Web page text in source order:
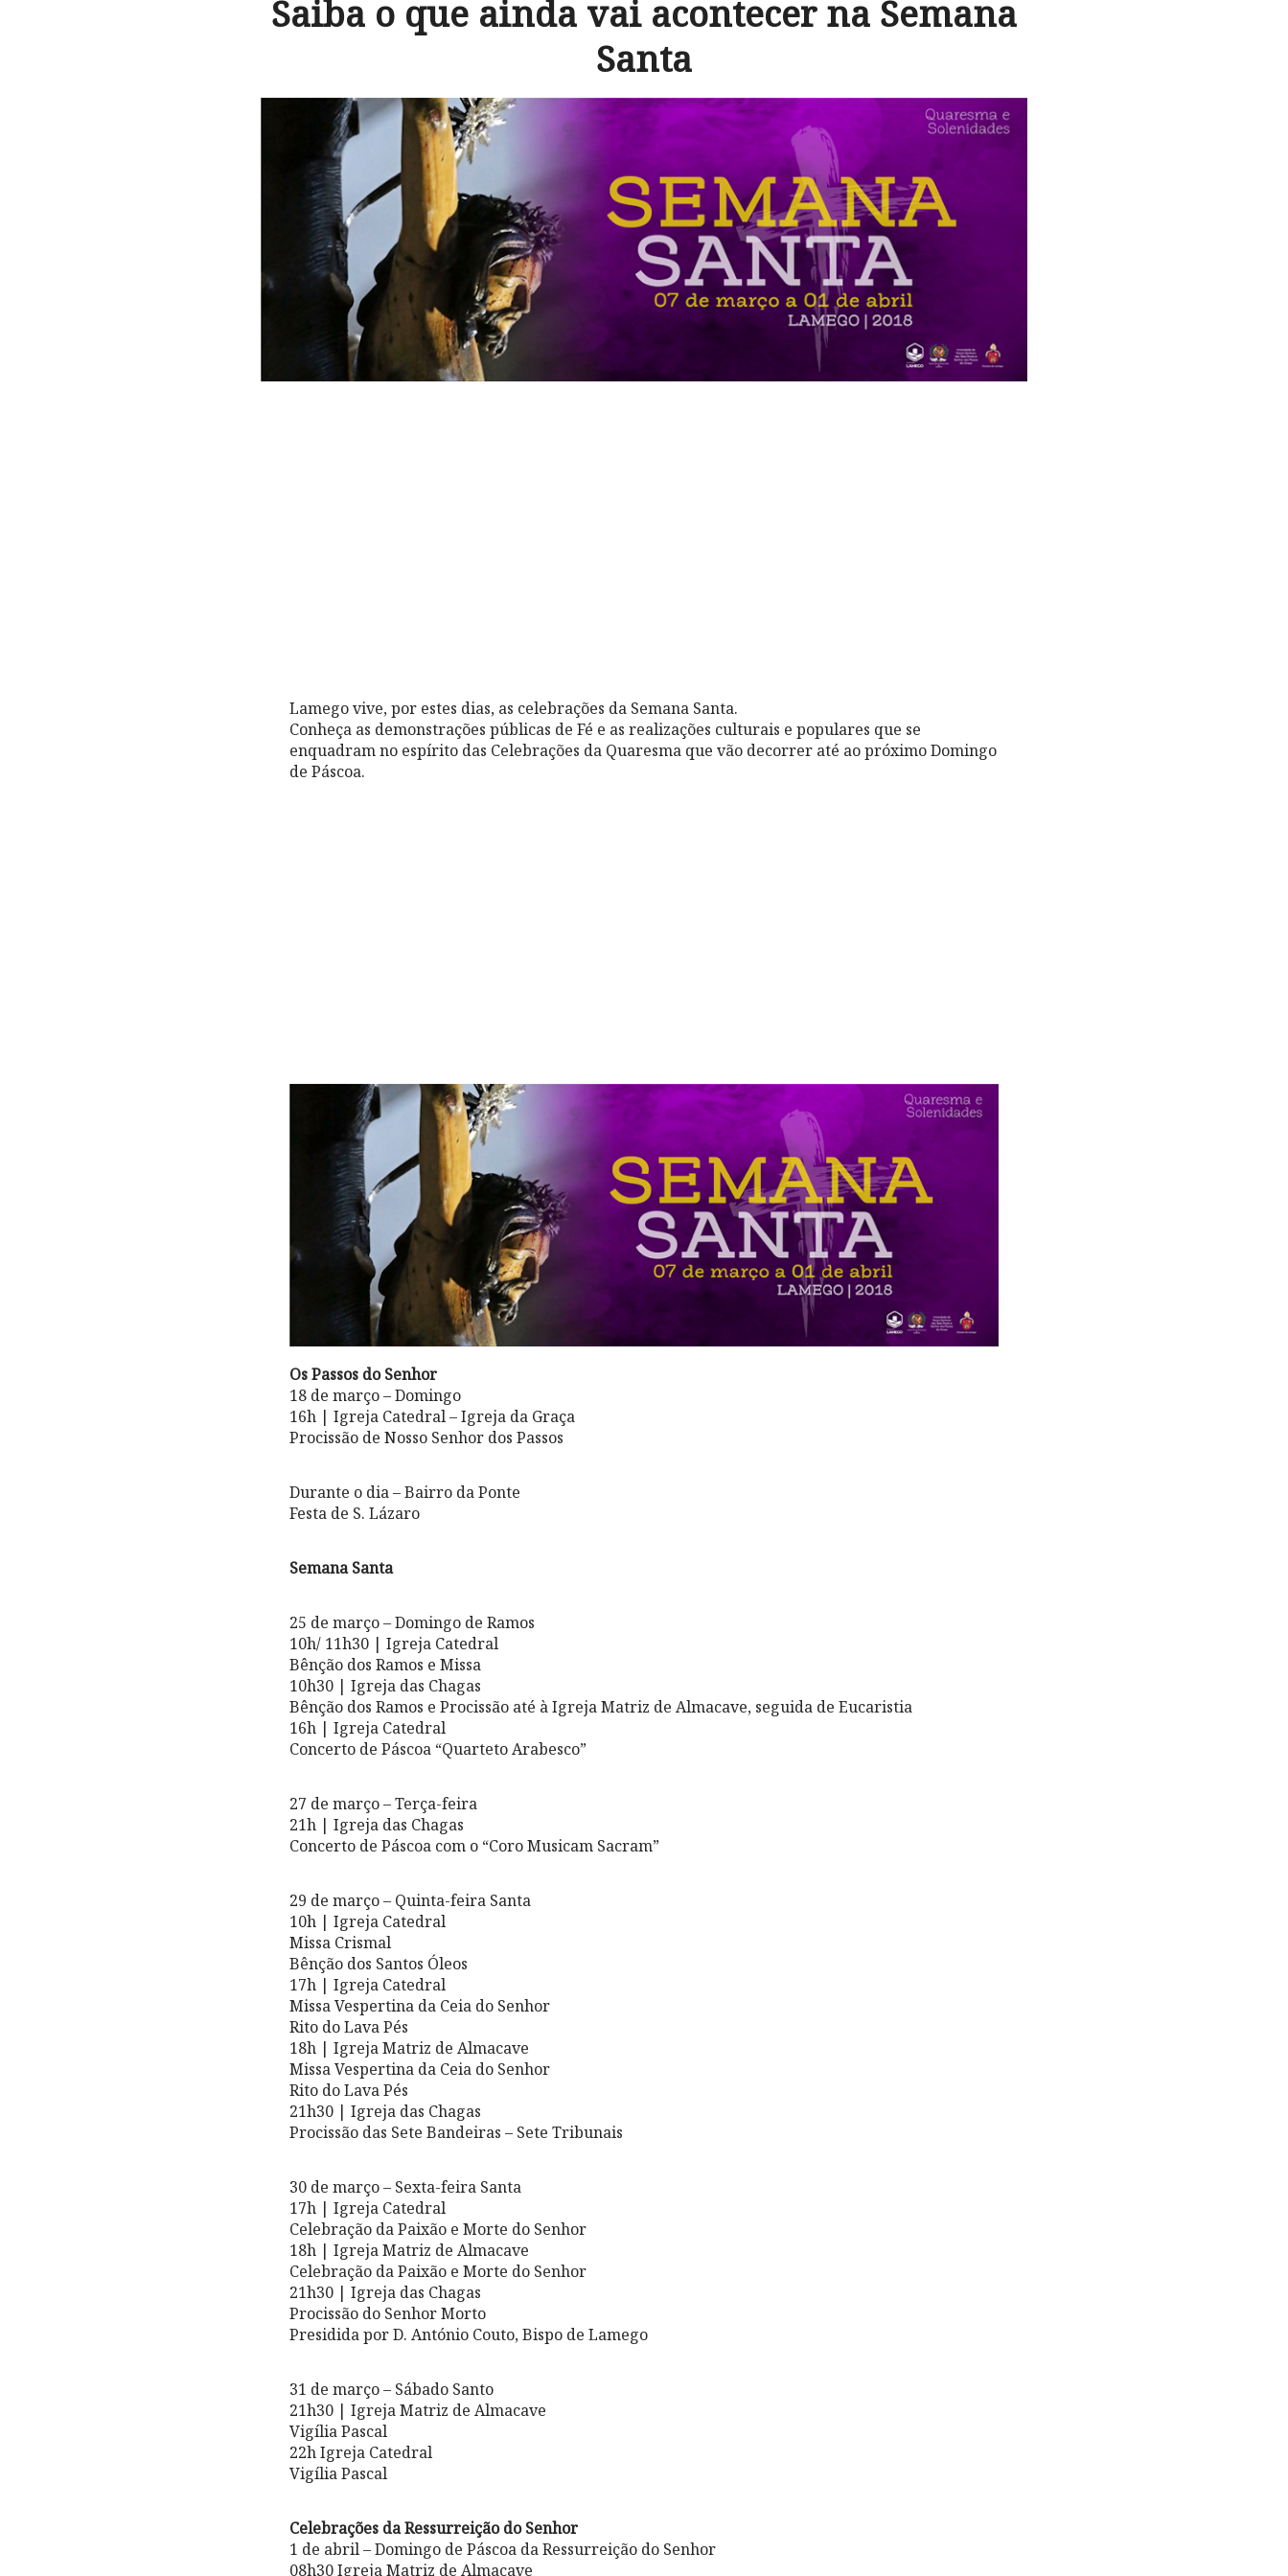
Saiba o que ainda vai acontecer na Semana
Santa
Lamego vive, por estes dias, as celebrações da Semana Santa.
Conheça as demonstrações públicas de Fé e as realizações culturais e populares que se
enquadram no espírito das Celebrações da Quaresma que vão decorrer até ao próximo Domingo
de Páscoa.
Os Passos do Senhor
18 de março – Domingo
16h | Igreja Catedral – Igreja da Graça
Procissão de Nosso Senhor dos Passos
Durante o dia – Bairro da Ponte
Festa de S. Lázaro
Semana Santa
25 de março – Domingo de Ramos
10h/ 11h30 | Igreja Catedral
Bênção dos Ramos e Missa
10h30 | Igreja das Chagas
Bênção dos Ramos e Procissão até à Igreja Matriz de Almacave, seguida de Eucaristia
16h | Igreja Catedral
Concerto de Páscoa “Quarteto Arabesco”
27 de março – Terça-feira
21h | Igreja das Chagas
Concerto de Páscoa com o “Coro Musicam Sacram”
29 de março – Quinta-feira Santa
10h | Igreja Catedral
Missa Crismal
Bênção dos Santos Óleos
17h | Igreja Catedral
Missa Vespertina da Ceia do Senhor
Rito do Lava Pés
18h | Igreja Matriz de Almacave
Missa Vespertina da Ceia do Senhor
Rito do Lava Pés
21h30 | Igreja das Chagas
Procissão das Sete Bandeiras – Sete Tribunais
30 de março – Sexta-feira Santa
17h | Igreja Catedral
Celebração da Paixão e Morte do Senhor
18h | Igreja Matriz de Almacave
Celebração da Paixão e Morte do Senhor
21h30 | Igreja das Chagas
Procissão do Senhor Morto
Presidida por D. António Couto, Bispo de Lamego
31 de março – Sábado Santo
21h30 | Igreja Matriz de Almacave
Vigília Pascal
22h Igreja Catedral
Vigília Pascal
Celebrações da Ressurreição do Senhor
1 de abril – Domingo de Páscoa da Ressurreição do Senhor
08h30 Igreja Matriz de Almacave